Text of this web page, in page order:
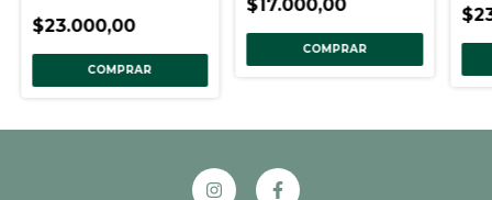
$23.000,00
COMPRAR
$17.000,00
COMPRAR